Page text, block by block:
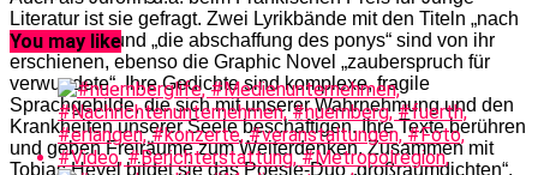
Literatur ist sie gefragt. Zwei Lyrikbände mit den Titeln „nach
der illusion“ und „die abschaffung des ponys“ sind von ihr
erschienen, ebenso die Graphic Novel „zauberspruch für
verwundete“. Ihre Gedichte sind komplexe, fragile
Sprachgebilde, die sich mit unserer Wahrnehmung und den
Krankheiten unserer Seele beschäftigen. Ihre Texte berühren
und geben Freiräume zum Weiterdenken. Zusammen mit
Tobias Heyel bildet sie das Poesie-Duo „großraumdichten“.
You may like